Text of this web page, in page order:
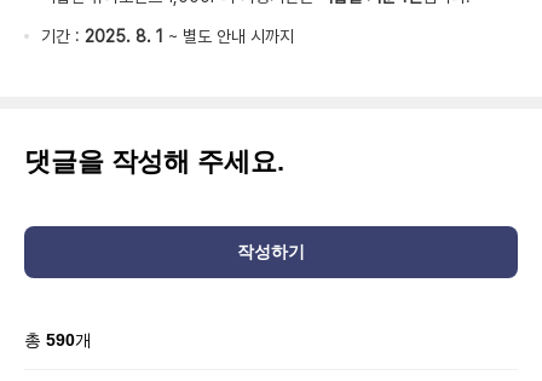
기간 : 2025. 8. 1 ~ 별도 안내 시까지
댓글을 작성해 주세요.
작성하기
총 590개